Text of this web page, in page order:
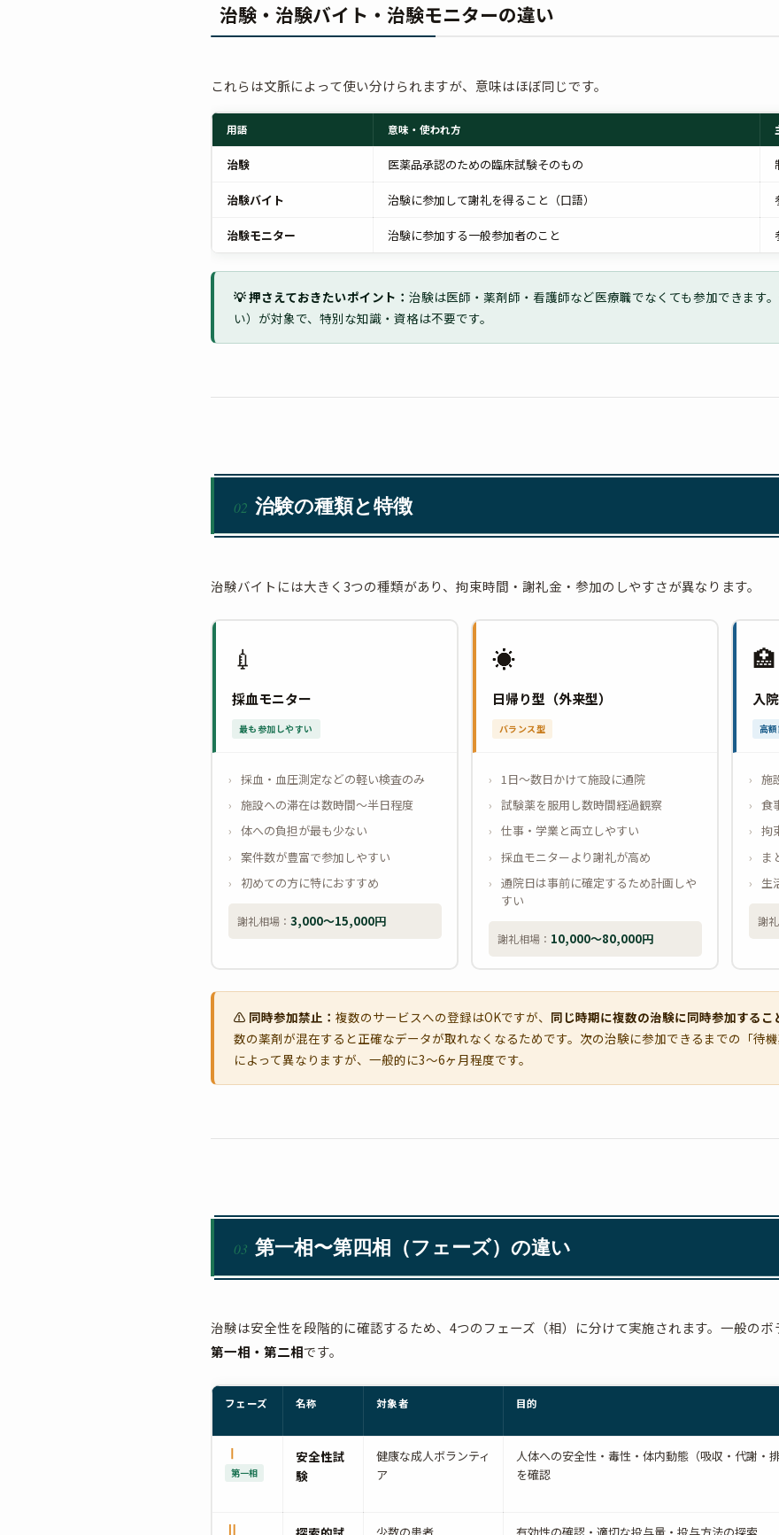
治験・治験バイト・治験モニターの違い
これらは文脈によって使い分けられますが、意味はほぼ同じです。
用語 意味・使われ方
治験 医薬品承認のための臨床試験そのもの
治験バイト 治験に参加して謝礼を得ること（口語）
治験モニター 治験に参加する一般参加者のこと
💡 押さえておきたいポイント： 治験は医師・薬剤師・看護師など医療職でなくても参加できます
い）が対象で、特別な知識・資格は不要です。
02 治験の種類と特徴
治験バイトには大きく3つの種類があり、拘束時間・謝礼金・参加のしやすさが異なります。
💉
採血モニター
最も参加しやすい
採血・血圧測定などの軽い検査のみ
施設への滞在は数時間〜半日程度
体への負担が最も少ない
案件数が豊富で参加しやすい
初めての方に特におすすめ
謝礼相場： 3,000〜15,000円
☀️
日帰り型（外来型）
バランス型
1日〜数日かけて施設に通院
試験薬を服用し数時間経過観察
仕事・学業と両立しやすい
採血モニターより謝礼が高め
通院日は事前に確定するため計画しや
すい
謝礼相場： 10,000〜80,000円
🏥
入
高
施
食
拘
ま
生
謝
⚠️ 同時参加禁止： 複数のサービスへの登録はOKですが、 同じ時期に複数の治験に同時参加するこ
数の薬剤が混在すると正確なデータが取れなくなるためです。次の治験に参加できるまでの「待
によって異なりますが、一般的に3〜6ヶ月程度です。
03 第一相〜第四相（フェーズ）の違い
治験は安全性を段階的に確認するため、4つのフェーズ（相）に分けて実施されます。一般の
第一相・第二相です。
フェーズ 名称 対象者 目的
Ⅰ
第一相
安全性試
験
健康な成人ボランティ
ア
人体への安全性・毒性・体内動態（吸収・代謝・排
を確認
Ⅱ